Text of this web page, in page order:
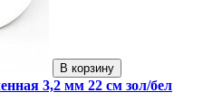
В корзину
3,2 мм 22 см зол/бел